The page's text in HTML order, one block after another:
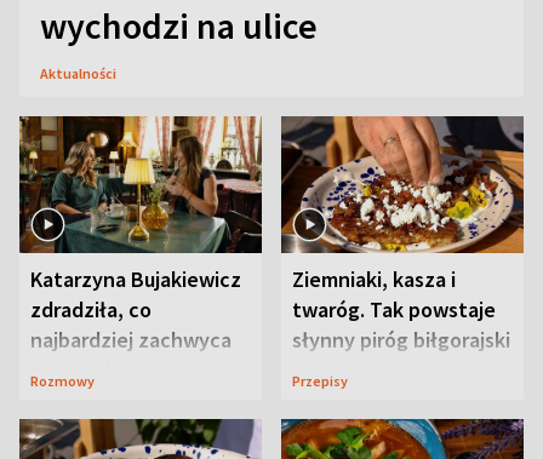
wychodzi na ulice
Aktualności
Katarzyna Bujakiewicz
zdradziła, co
najbardziej zachwyca
ją w Lublinie
Rozmowy
Ziemniaki, kasza i
twaróg. Tak powstaje
słynny piróg biłgorajski
Przepisy